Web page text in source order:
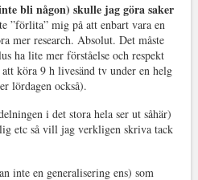
bli någon) skulle jag göra saker
”förlita” mig på att enbart vara en
mer research. Absolut. Det måste
ha lite mer förståelse och respekt
köra 9 h livesänd tv under en helg
lördagen också).
i det stora hela ser ut såhär)
etc så vill jag verkligen skriva tack
inte en generalisering ens) som